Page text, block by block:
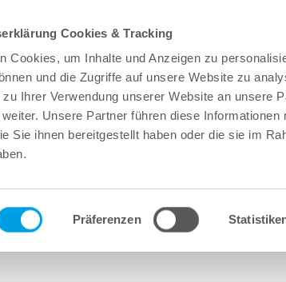
Cookies & Tracking
Cookies, um Inhalte und Anzeigen zu
und die Zugriffe auf unsere Website zu
zu Ihrer Verwendung unserer Website an unsere
Unsere Partner führen diese
Sie ihnen bereitgestellt haben oder die sie im
Präferenzen